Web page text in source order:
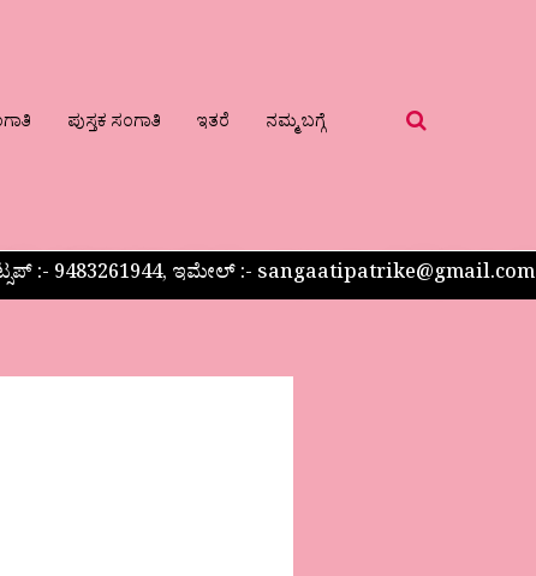
ಪುಸ್ತಕ ಸಂಗಾತಿ ಇತರೆ ನಮ್ಮ ಬಗ್ಗೆ
:- 9483261944, ಇಮೇಲ್ :- sangaatipatrike@gmail.com